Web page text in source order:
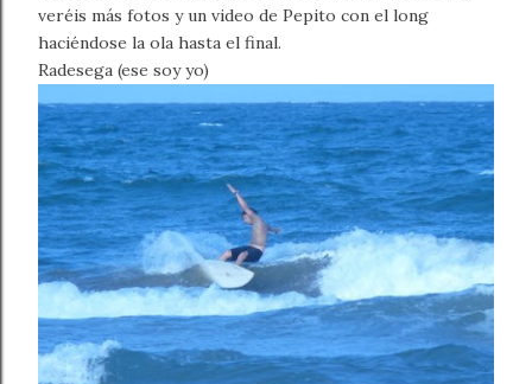
veréis más fotos y un video de Pepito con el long
haciéndose la ola hasta el final.
Radesega (ese soy yo)